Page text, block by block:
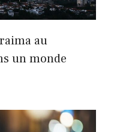
au
un monde